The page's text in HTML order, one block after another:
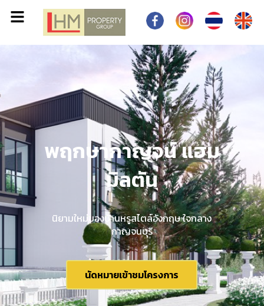
พฤกษากาญจน์ แฮม
มิลตัน
นิยามใหม่ของบ้านหรูสไตล์อังกฤษ ใจกลาง
กาญจนบุรี
นัดหมายเข้าชมโครงการ
พฤกษากาญจน์ แฮม
มิลตัน
นิยามใหม่ของบ้านหรูสไตล์อังกฤษ ใจกลาง
กาญจนบุรี
นัดหมายเข้าชมโครงการ
พฤกษากาญจน์ แฮม
มิลตัน
นิยามใหม่ของบ้านหรูสไตล์อังกฤษ ใจกลาง
กาญจนบุรี
นัดหมายเข้าชมโครงการ
พฤกษากาญจน์ แฮม
มิลตัน
นิยามใหม่ของบ้านหรูสไตล์อังกฤษ ใจกลาง
กาญจนบุรี
นัดหมายเข้าชมโครงการ
พฤกษากาญจน์ แฮม
มิลตัน
นิยามใหม่ของบ้านหรูสไตล์อังกฤษ ใจกลาง
กาญจนบุรี
นัดหมายเข้าชมโครงการ
พฤกษากาญจน์ แฮม
มิลตัน
นิยามใหม่ของบ้านหรูสไตล์อังกฤษ ใจกลาง
กาญจนบุรี
นัดหมายเข้าชมโครงการ
พฤกษากาญจน์ แฮม
มิลตัน
นิยามใหม่ของบ้านหรูสไตล์อังกฤษ ใจกลาง
กาญจนบุรี
นัดหมายเข้าชมโครงการ
พฤกษากาญจน์ แฮม
มิลตัน
นิยามใหม่ของบ้านหรูสไตล์อังกฤษ ใจกลาง
กาญจนบุรี
นัดหมายเข้าชมโครงการ
พฤกษากาญจน์ แฮม
มิลตัน
นิยามใหม่ของบ้านหรูสไตล์อังกฤษ ใจกลาง
กาญจนบุรี
นัดหมายเข้าชมโครงการ